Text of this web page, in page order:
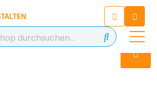
Chatten Sie 24/7 mit unserem
Chatbot
+49 2038 0480 403